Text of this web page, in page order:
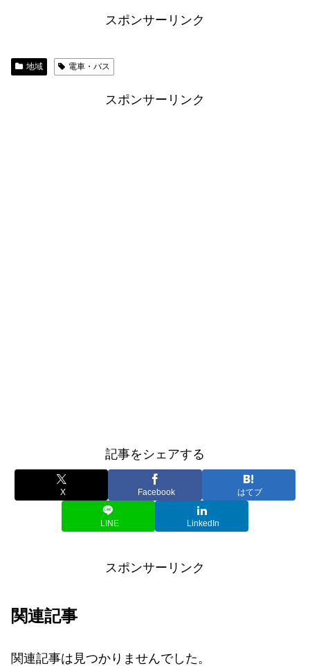
スポンサーリンク
地域 電車・バス
スポンサーリンク
記事をシェアする
X Facebook はてブ
LINE LinkedIn
スポンサーリンク
関連記事
関連記事は見つかりませんでした。